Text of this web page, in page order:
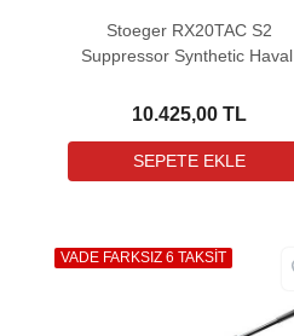
Stoeger RX20TAC S2
Suppressor Synthetic Havalı
10.425,00 TL
VADE FARKSIZ 6 TAKSİT